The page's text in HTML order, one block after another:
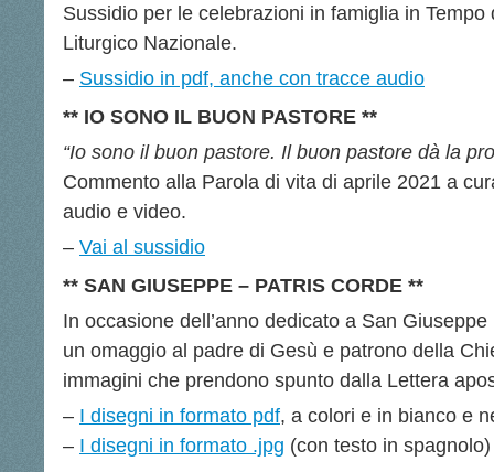
Sussidio per le celebrazioni in famiglia in Tempo
Liturgico Nazionale.
– Sussidio in pdf, anche con tracce audio
** IO SONO IL BUON PASTORE **
“Io sono il buon pastore. Il buon pastore dà la
Commento alla Parola di vita di aprile 2021 a
audio e video.
– Vai al sussidio
** SAN GIUSEPPE – PATRIS CORDE **
In occasione dell’anno dedicato a San
un omaggio al padre di Gesù e patrono della
immagini che prendono spunto dalla Lettera
– I disegni in formato pdf, a colori e in bianco e
– I disegni in formato .jpg (con testo in spagnolo)